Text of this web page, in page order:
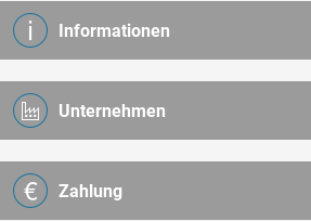
Informationen
Unternehmen
Zahlung